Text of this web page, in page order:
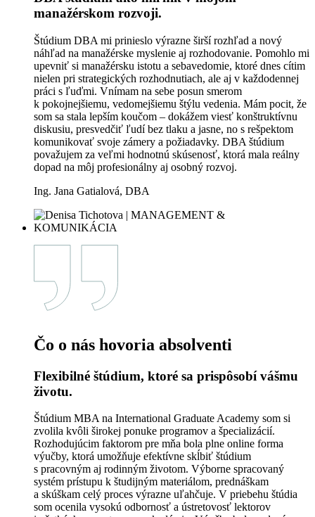
S priebehom štúdia som bola po celé jeho trvanie veľmi
spokojná. Prístup študijného oddelenia a učiteľov bol vždy
perfektný. Keď som čokoľvek potrebovala, vždy som dostala
rýchlu a prínosnú odpoveď. Páčilo sa mi, že som mohla
prepojiť štúdium s praxou a návrhy, ktoré som v praktickej
časti záverečnej práce uviedla, budem môcť čoskoro využiť aj
v praxi. Štúdium bolo skutočne flexibilné a vrelo ho
odporúčam.
Mgr. Anna Mária Ridzoňová, MBA
DBA štúdium ako míľnik v mojom
manažérskom rozvoji.
Štúdium DBA mi prinieslo výrazne širší rozhľad a nový
náhľad na manažérske myslenie aj rozhodovanie. Pomohlo mi
nielen pri strategických rozhodnutiach, ale aj v každodennej
práci s ľuďmi. Vnímam na sebe posun smerom
k pokojnejšiemu, vedomejšiemu štýlu vedenia. Mám pocit, že
som sa stala lepším koučom – dokážem viesť konštruktívnu
diskusiu, presvedčiť ľudí bez tlaku a jasne, no s rešpektom
komunikovať svoje zámery a požiadavky. DBA štúdium
považujem za veľmi hodnotnú skúsenosť, ktorá mala reálny
dopad na môj profesionálny aj osobný rozvoj.
Ing. Jana Gatialová, DBA